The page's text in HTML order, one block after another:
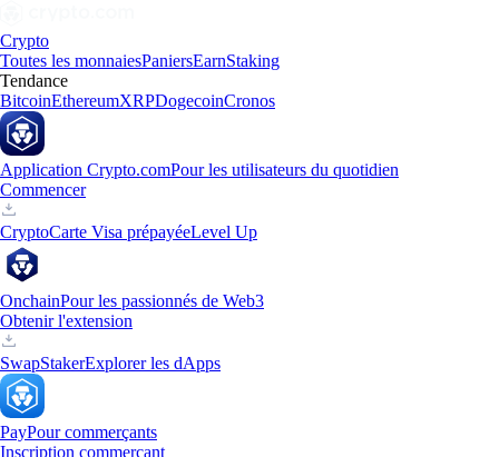
Crypto
Toutes les monnaiesPaniersEarnStaking
Tendance
BitcoinEthereumXRPDogecoinCronos
Application Crypto.comPour les utilisateurs du quotidien
Commencer
CryptoCarte Visa prépayéeLevel Up
OnchainPour les passionnés de Web3
Obtenir l'extension
SwapStakerExplorer les dApps
PayPour commerçants
Inscription commerçant